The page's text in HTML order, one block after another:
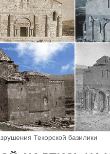
Текорской базилики